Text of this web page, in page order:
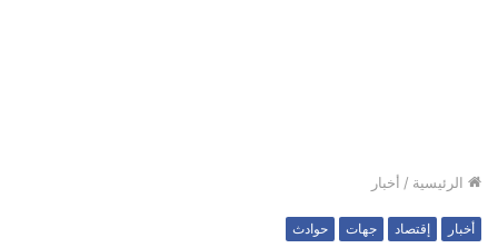
الرئيسية / أخبار
أخبار إقتصاد جهات حوادث